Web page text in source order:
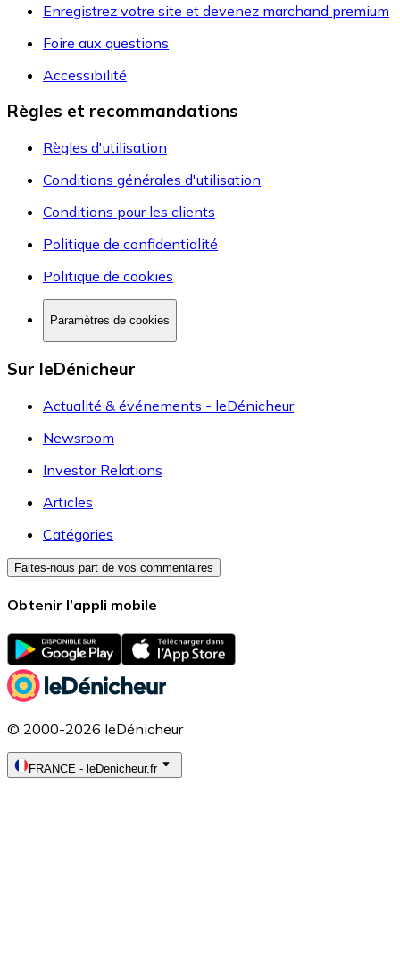
Enregistrez votre site et devenez marchand premium
Foire aux questions
Accessibilité
Règles et recommandations
Règles d'utilisation
Conditions générales d'utilisation
Conditions pour les clients
Politique de confidentialité
Politique de cookies
Paramètres de cookies
Sur leDénicheur
Actualité & événements - leDénicheur
Newsroom
Investor Relations
Articles
Catégories
Faites-nous part de vos commentaires
Obtenir l’appli mobile
© 2000-2026 leDénicheur
FRANCE - leDenicheur.fr